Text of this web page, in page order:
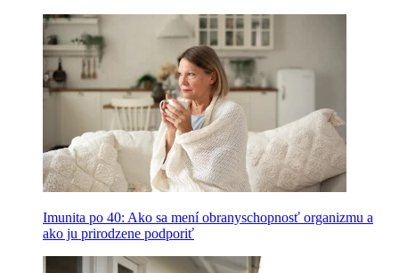
Imunita po 40: Ako sa mení obranyschopnosť organizmu a
ako ju prirodzene podporiť